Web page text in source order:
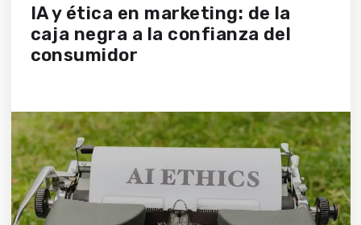
IA y ética en marketing: de la
caja negra a la confianza del
consumidor